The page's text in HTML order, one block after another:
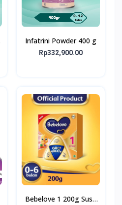
Infatrini Powder 400 g
Rp332,900.00
Bebelove 1 200g Susu